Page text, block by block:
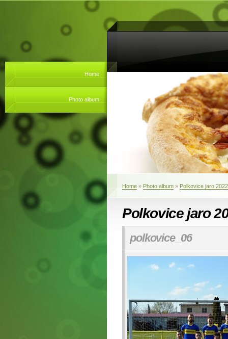
Home
Photo album
Home » Photo album » Polkovice jaro 2022
Polkovice jaro
polkovice_06